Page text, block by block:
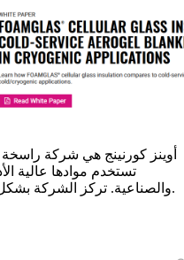
أوينز كورنينج هي شركة
تستخدم موادها عالية
والصناعية. تركز الشركة بشكل قوي على الاستدامة وكفاءة الطاقة.